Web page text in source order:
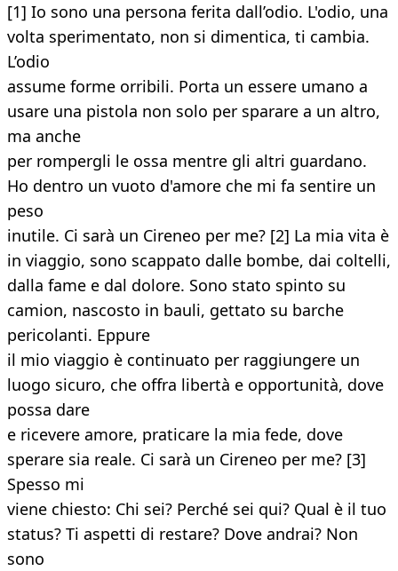
[1] Io sono una persona ferita dall’odio. L'odio, una
volta sperimentato, non si dimentica, ti cambia.
L’odio
assume forme orribili. Porta un essere umano a
usare una pistola non solo per sparare a un altro,
ma anche
per rompergli le ossa mentre gli altri guardano.
Ho dentro un vuoto d'amore che mi fa sentire un
peso
inutile. Ci sarà un Cireneo per me? [2] La mia vita è
in viaggio, sono scappato dalle bombe, dai coltelli,
dalla fame e dal dolore. Sono stato spinto su
camion, nascosto in bauli, gettato su barche
pericolanti. Eppure
il mio viaggio è continuato per raggiungere un
luogo sicuro, che offra libertà e opportunità, dove
possa dare
e ricevere amore, praticare la mia fede, dove
sperare sia reale. Ci sarà un Cireneo per me? [3]
Spesso mi
viene chiesto: Chi sei? Perché sei qui? Qual è il tuo
status? Ti aspetti di restare? Dove andrai? Non
sono